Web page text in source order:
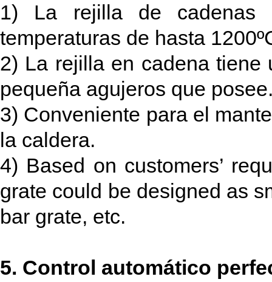
1) La rejilla de cadenas
temperaturas de hasta
2) La rejilla en cadena
pequeña agujeros que
3) Conveniente para el
la caldera.
4) Based on customers’
grate could be designed as
bar grate, etc.
5. Control automático